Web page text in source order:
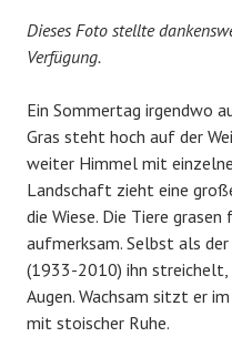
Dieses Foto stellte
Verfügung.
Ein Sommertag irgendwo
Gras steht hoch auf der
weiter Himmel mit
Landschaft zieht eine
die Wiese. Die Tiere
aufmerksam. Selbst als
(1933-2010) ihn streichelt,
Augen. Wachsam sitzt er
mit stoischer Ruhe.